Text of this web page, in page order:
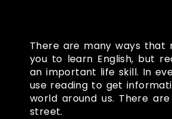
There are many ways that
you to learn English, but
an important life skill. In
use reading to get
world around us. There
street.